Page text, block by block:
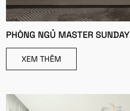
PHÒNG NGỦ MASTER SUNDAY
XEM THÊM